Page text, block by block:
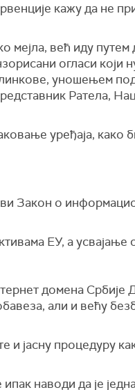
кажу да не
мејла, већ иду путем
огласи који
уношењем
Ратела,
уређаја, како
Закон о
ЕУ, а усвајање
домена Србије
али и већу
и јасну процедуру
наводи да је